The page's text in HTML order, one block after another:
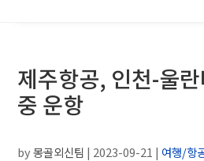
제주항공, 인천-울
중 운항
by몽골외신팀 | 2023-09-21 | 여행/항